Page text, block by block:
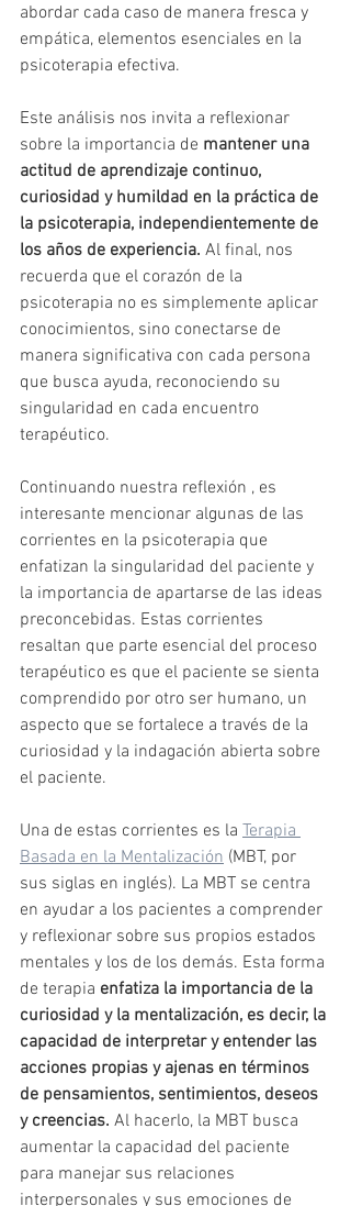
abordar cada caso de manera fresca y
empática, elementos esenciales en la
psicoterapia efectiva.
Este análisis nos invita a reflexionar
sobre la importancia de mantener una
actitud de aprendizaje continuo,
curiosidad y humildad en la práctica de
la psicoterapia, independientemente de
los años de experiencia. Al final, nos
recuerda que el corazón de la
psicoterapia no es simplemente aplicar
conocimientos, sino conectarse de
manera significativa con cada persona
que busca ayuda, reconociendo su
singularidad en cada encuentro
terapéutico.
Continuando nuestra reflexión , es
interesante mencionar algunas de las
corrientes en la psicoterapia que
enfatizan la singularidad del paciente y
la importancia de apartarse de las ideas
preconcebidas. Estas corrientes
resaltan que parte esencial del proceso
terapéutico es que el paciente se sienta
comprendido por otro ser humano, un
aspecto que se fortalece a través de la
curiosidad y la indagación abierta sobre
el paciente.
Una de estas corrientes es la Terapia
Basada en la Mentalización (MBT, por
sus siglas en inglés). La MBT se centra
en ayudar a los pacientes a comprender
y reflexionar sobre sus propios estados
mentales y los de los demás. Esta forma
de terapia enfatiza la importancia de la
curiosidad y la mentalización, es decir, la
capacidad de interpretar y entender las
acciones propias y ajenas en términos
de pensamientos, sentimientos, deseos
y creencias. Al hacerlo, la MBT busca
aumentar la capacidad del paciente
para manejar sus relaciones
interpersonales y sus emociones de